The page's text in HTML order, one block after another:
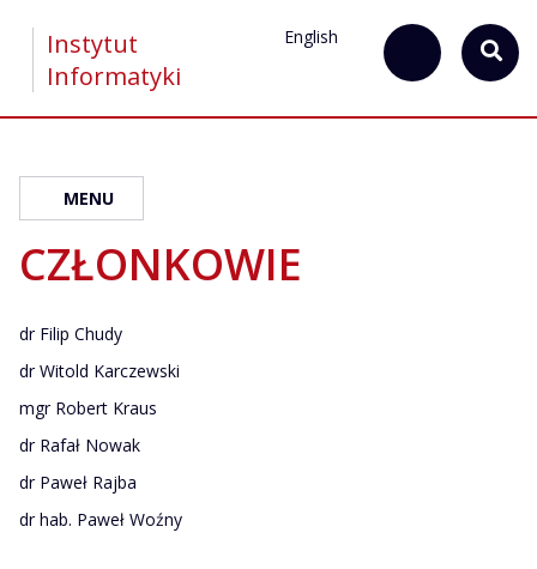
Instytut
Informatyki
English
MENU
CZŁONKOWIE
dr Filip Chudy
dr Witold Karczewski
mgr Robert Kraus
dr Rafał Nowak
dr Paweł Rajba
dr hab. Paweł Woźny